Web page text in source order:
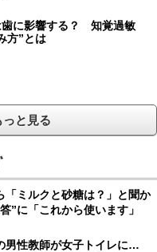
歯に影響する？ 知覚過敏
方”とは
と見る
「ミルクと砂糖は？」と聞か
に「これから使います」
男性教師が女子トイレに…